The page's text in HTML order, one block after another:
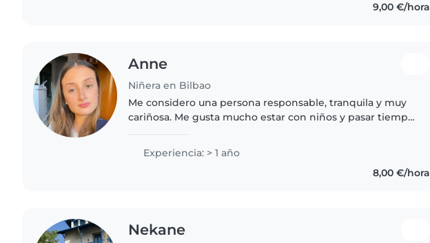
9,00 €/hora
Anne
Niñera en Bilbao
Me considero una persona responsable, tranquila y muy
cariñosa. Me gusta mucho estar con niños y pasar tiempo
sientan cómodos y tranquilos..
Experiencia: > 1 año
8,00 €/hora
Nekane